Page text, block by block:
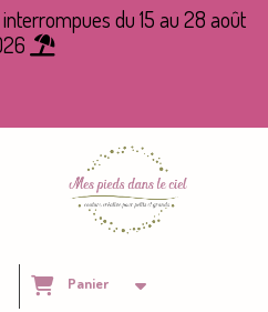
du 15 au 28 août

Panier